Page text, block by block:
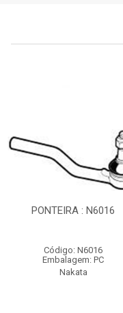
PONTEIRA : N6016
Código: N6016
Embalagem: PC
Nakata